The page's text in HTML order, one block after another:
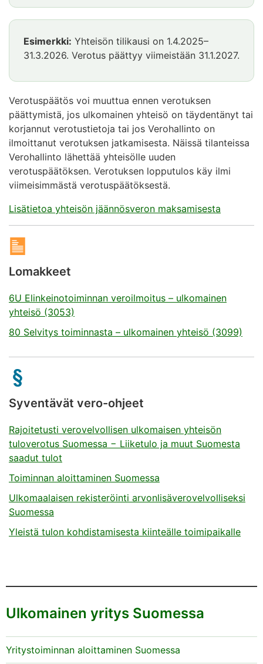
Esimerkki: Yhteisön tilikausi on 1.4.2025–
31.3.2026. Verotus päättyy viimeistään 31.1.2027.
Verotuspäätös voi muuttua ennen verotuksen
päättymistä, jos ulkomainen yhteisö on täydentänyt tai
korjannut verotustietoja tai jos Verohallinto on
ilmoittanut verotuksen jatkamisesta. Näissä tilanteissa
Verohallinto lähettää yhteisölle uuden
verotuspäätöksen. Verotuksen lopputulos käy ilmi
viimeisimmästä verotuspäätöksestä.
Lisätietoa yhteisön jäännösveron maksamisesta
Lomakkeet
6U Elinkeinotoiminnan veroilmoitus – ulkomainen
yhteisö (3053)
80 Selvitys toiminnasta – ulkomainen yhteisö (3099)
Syventävät vero-ohjeet
Rajoitetusti verovelvollisen ulkomaisen yhteisön
tuloverotus Suomessa − Liiketulo ja muut Suomesta
saadut tulot
Toiminnan aloittaminen Suomessa
Ulkomaalaisen rekisteröinti arvonlisäverovelvolliseksi
Suomessa
Yleistä tulon kohdistamisesta kiinteälle toimipaikalle
Ulkomainen yritys Suomessa
Yritystoiminnan aloittaminen Suomessa